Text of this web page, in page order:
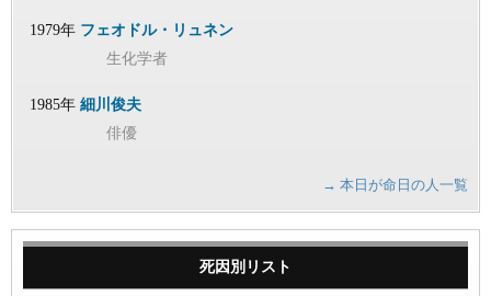
1979年 フェオドル・リュネン
生化学者
1985年 細川俊夫
俳優
→ 本日が命日の人一覧
死因別リスト